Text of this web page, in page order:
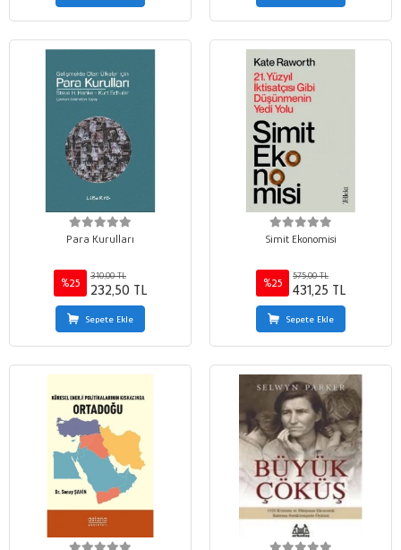
Para Kurulları
%25
310,00 TL
232,50 TL
Sepete Ekle
Simit Ekonomisi
%25
575,00 TL
431,25 TL
Sepete Ekle